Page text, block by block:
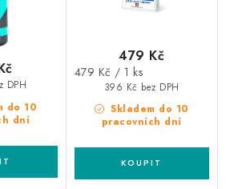
do 10
dní
DPH
Skladem do 10
pracovních dní
396 Kč bez DPH
479 Kč
Měrná
479 Kč / 1 ks